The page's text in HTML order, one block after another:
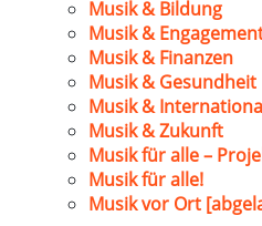
Musik & Bildung
Musik &
Musik & Finanzen
Musik & Gesundheit
Musik &
Musik & Zukunft
Musik für alle –
Musik für alle!
Musik vor Ort